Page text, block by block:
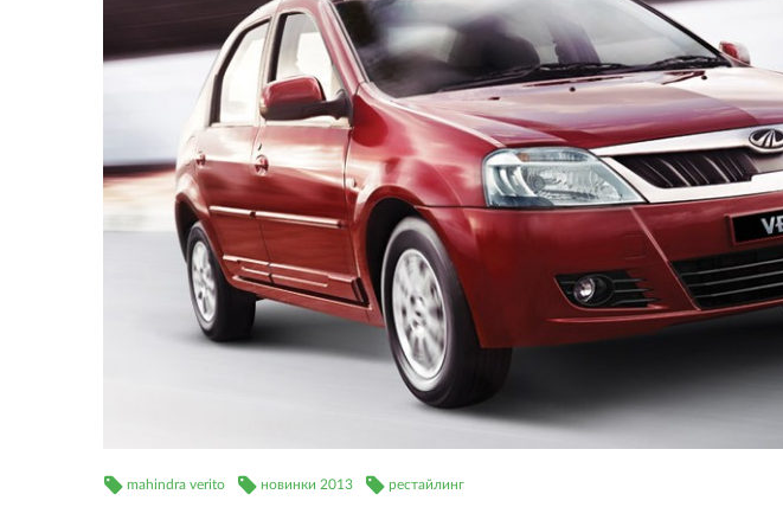
mahindra verito новинки 2013 рестайлинг